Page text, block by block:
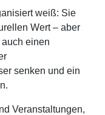
weiß: Sie
Wert – aber
einen
senken und ein
Veranstaltungen,